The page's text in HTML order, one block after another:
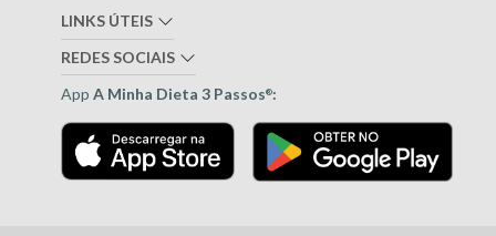
LINKS ÚTEIS
REDES SOCIAIS
App A Minha Dieta 3 Passos®: